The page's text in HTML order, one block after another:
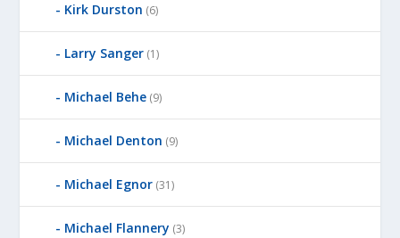
Kirk Durston (6)
Larry Sanger (1)
Michael Behe (9)
Michael Denton (9)
Michael Egnor (31)
Michael Flannery (3)